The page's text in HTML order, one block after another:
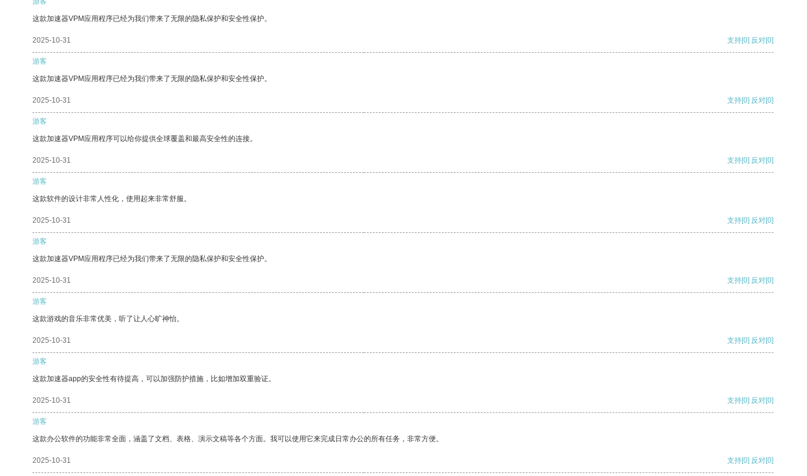
这款加速器VPM应用程序已经为我们带来了无限的隐私保护和安全性保护。
2025-10-31 支持[0] 反对[0]
游客
这款加速器VPM应用程序已经为我们带来了无限的隐私保护和安全性保护。
2025-10-31 支持[0] 反对[0]
游客
这款加速器VPM应用程序可以给你提供全球覆盖和最高安全性的连接。
2025-10-31 支持[0] 反对[0]
游客
这款软件的设计非常人性化，使用起来非常舒服。
2025-10-31 支持[0] 反对[0]
游客
这款加速器VPM应用程序已经为我们带来了无限的隐私保护和安全性保护。
2025-10-31 支持[0] 反对[0]
游客
这款游戏的音乐非常优美，听了让人心旷神怡。
2025-10-31 支持[0] 反对[0]
游客
这款加速器app的安全性有待提高，可以加强防护措施，比如增加双重验证。
2025-10-31 支持[0] 反对[0]
游客
这款办公软件的功能非常全面，涵盖了文档、表格、演示文稿等各个方面。我可以使用它来完成日常办公的所有任务，非常方便。
2025-10-31 支持[0] 反对[0]